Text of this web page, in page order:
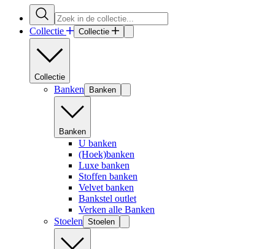
Collectie Collectie
Collectie
Banken Banken
Banken
U banken
(Hoek)banken
Luxe banken
Stoffen banken
Velvet banken
Bankstel outlet
Verken alle Banken
Stoelen Stoelen